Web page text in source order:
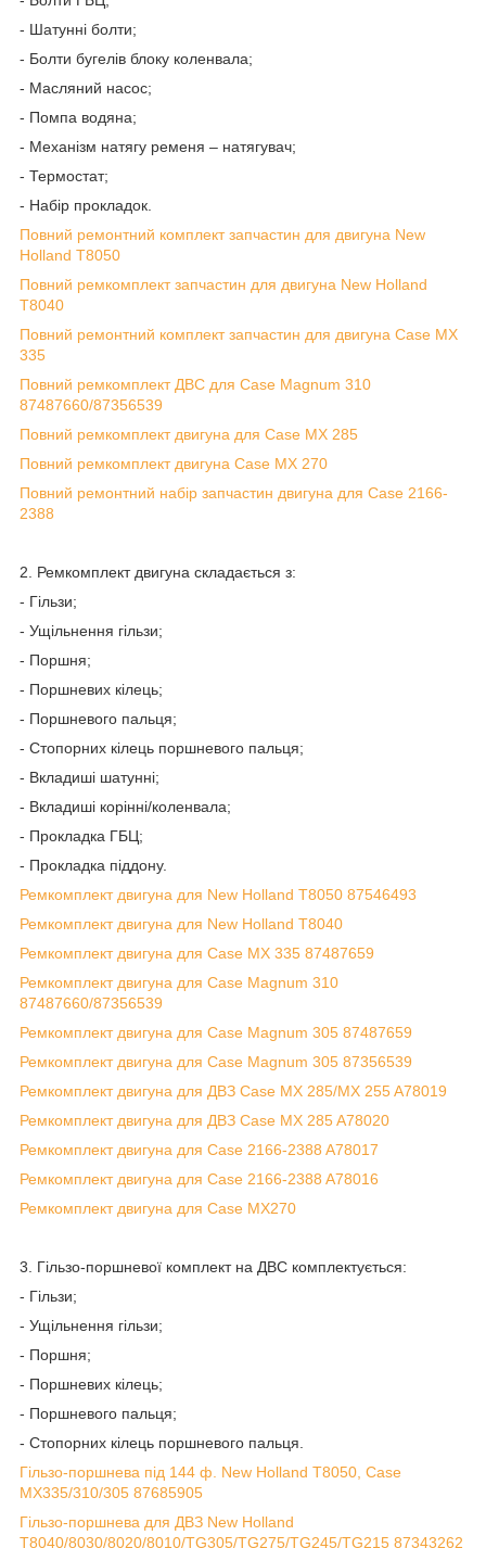
- Шатунні болти;
- Болти бугелів блоку коленвала;
- Масляний насос;
- Помпа водяна;
- Механізм натягу ременя – натягувач;
- Термостат;
- Набір прокладок.
Повний ремонтний комплект запчастин для двигуна New
Holland T8050
Повний ремкомплект запчастин для двигуна New Holland
T8040
Повний ремонтний комплект запчастин для двигуна Case MX
335
Повний ремкомплект ДВС для Case Magnum 310
87487660/87356539
Повний ремкомплект двигуна для Case MX 285
Повний ремкомплект двигуна Case MX 270
Повний ремонтний набір запчастин двигуна для Case 2166-
2388
2. Ремкомплект двигуна складається з:
- Гільзи;
- Ущільнення гільзи;
- Поршня;
- Поршневих кілець;
- Поршневого пальця;
- Стопорних кілець поршневого пальця;
- Вкладиші шатунні;
- Вкладиші корінні/коленвала;
- Прокладка ГБЦ;
- Прокладка піддону.
Ремкомплект двигуна для New Holland T8050 87546493
Ремкомплект двигуна для New Holland T8040
Ремкомплект двигуна для Case MX 335 87487659
Ремкомплект двигуна для Case Magnum 310
87487660/87356539
Ремкомплект двигуна для Case Magnum 305 87487659
Ремкомплект двигуна для Case Magnum 305 87356539
Ремкомплект двигуна для ДВЗ Case MX 285/MX 255 A78019
Ремкомплект двигуна для ДВЗ Case MX 285 A78020
Ремкомплект двигуна для Case 2166-2388 A78017
Ремкомплект двигуна для Case 2166-2388 A78016
Ремкомплект двигуна для Case MX270
3. Гільзо-поршневої комплект на ДВС комплектується:
- Гільзи;
- Ущільнення гільзи;
- Поршня;
- Поршневих кілець;
- Поршневого пальця;
- Стопорних кілець поршневого пальця.
Гільзо-поршнева під 144 ф. New Holland T8050, Case
MX335/310/305 87685905
Гільзо-поршнева для ДВЗ New Holland
T8040/8030/8020/8010/TG305/TG275/TG245/TG215 87343262